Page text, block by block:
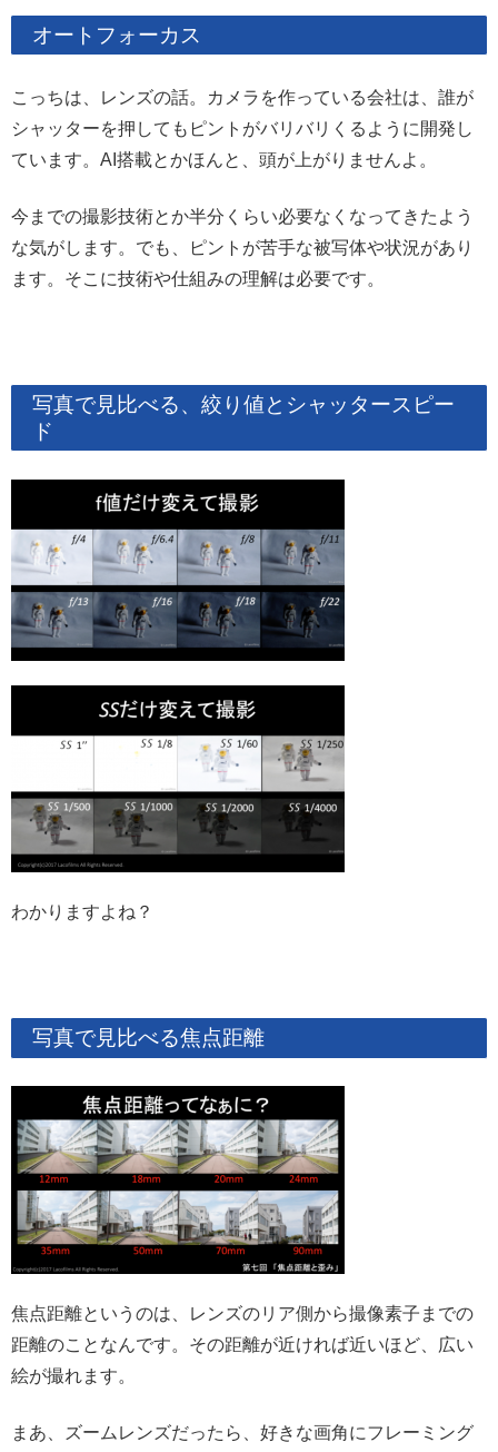
オートフォーカス
こっちは、レンズの話。カメラを作っている会社は、誰が
シャッターを押してもピントがバリバリくるように開発し
ています。AI搭載とかほんと、頭が上がりませんよ。
今までの撮影技術とか半分くらい必要なくなってきたよう
な気がします。でも、ピントが苦手な被写体や状況があり
ます。そこに技術や仕組みの理解は必要です。
写真で見比べる、絞り値とシャッタースピー
ド
わかりますよね？
写真で見比べる焦点距離
焦点距離というのは、レンズのリア側から撮像素子までの
距離のことなんです。その距離が近ければ近いほど、広い
絵が撮れます。
まあ、ズームレンズだったら、好きな画角にフレーミング